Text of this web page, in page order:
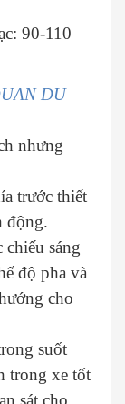
90-110
DU
nhưng
trước thiết
động.
sáng
độ pha và
cho
suốt
trong xe tốt
sát cho